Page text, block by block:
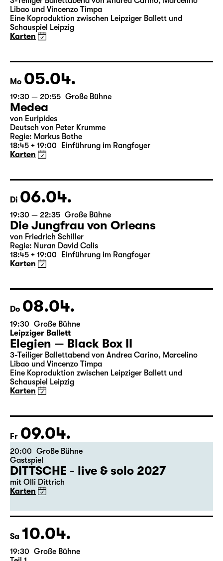
18:00 Große Bühne
Leipziger Ballett
Elegien — Black Box II
3-Teiliger Ballettabend von Andrea Carino, Marcelino
Schauspiel Leipzig
Karten
Mo 05.04.
19:30 — 20:55 Große Bühne
Medea
von Euripides
18:45 + 19:00 Einführung im Rangfoyer
Karten
Di 06.04.
19:30 — 22:35 Große Bühne
Die Jungfrau von Orleans
18:45 + 19:00 Einführung im Rangfoyer
Karten
Do 08.04.
19:30 Große Bühne
Leipziger Ballett
Elegien — Black Box II
3-Teiliger Ballettabend von Andrea Carino, Marcelino
Schauspiel Leipzig
Karten
Fr 09.04.
20:00
Große Bühne
Gastspiel
DITTSCHE - live & solo 2027
mit Olli Dittrich
Karten